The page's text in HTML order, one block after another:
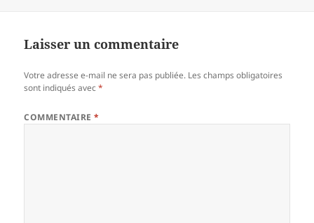
Laisser un commentaire
Votre adresse e-mail ne sera pas publiée. Les champs obligatoires
sont indiqués avec*
COMMENTAIRE*